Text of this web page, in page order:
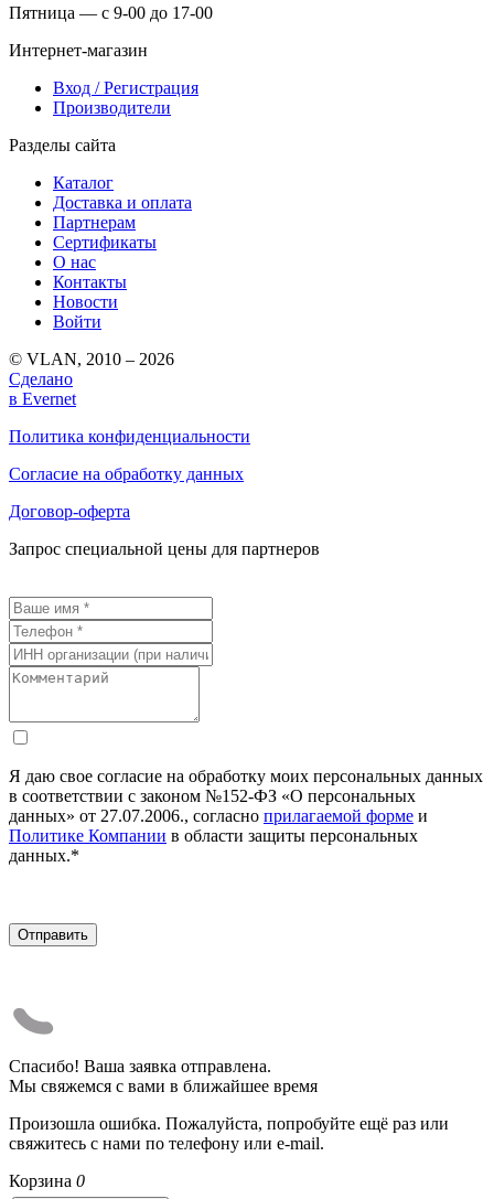
Пятница — с 9-00 до 17-00
Интернет-магазин
Вход / Регистрация
Производители
Разделы сайта
Каталог
Доставка и оплата
Партнерам
Сертификаты
О нас
Контакты
Новости
Войти
© VLAN, 2010 – 2026
Сделано
в Evernet
Политика конфиденциальности
Согласие на обработку данных
Договор-оферта
Запрос специальной цены для партнеров
Я даю свое согласие на обработку моих персональных данных
в соответствии с законом №152-ФЗ «О персональных
данных» от 27.07.2006., согласно прилагаемой форме и
Политике Компании в области защиты персональных
данных.*
Спасибо! Ваша заявка отправлена.
Мы свяжемся с вами в ближайшее время
Произошла ошибка. Пожалуйста, попробуйте ещё раз или
свяжитесь с нами по телефону или e-mail.
Корзина 0